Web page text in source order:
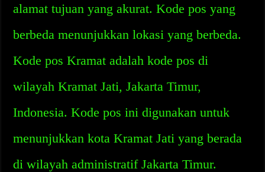
alamat tujuan yang akurat. Kode pos yang
berbeda menunjukkan lokasi yang berbeda.
Kode pos Kramat adalah kode pos di
wilayah Kramat Jati, Jakarta Timur,
Indonesia. Kode pos ini digunakan untuk
menunjukkan kota Kramat Jati yang berada
di wilayah administratif Jakarta Timur.